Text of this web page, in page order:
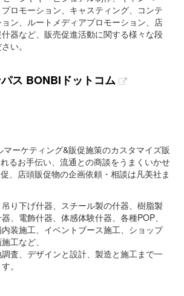
ロモーション、キャスティング、コンテ
ン、ルートメディアプロモーション、店
器など、販売促進活動に関する様々な段
い。
ス BONBIドットコム
ーケティング&販促施策のカスタマイズ販
るお手伝い、流通との商談をうまくいかせ
、店頭販促物の企画依頼・相談は凡美社ま
り下げ什器、スチール製の什器、樹脂製
、電飾什器、体感体験什器、各種POP、
装施工、イベントブース施工、ショップ
工など、
査、デザインと設計、製造と施工まで一
。